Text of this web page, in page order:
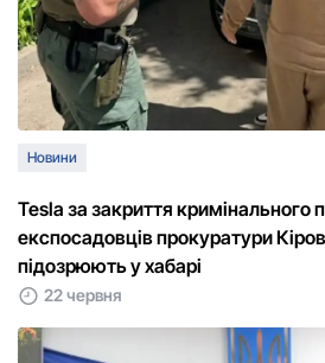
Новини
Tesla за закриття кримінального
експосадовців прокуратури
підозрюють у хабарі
22 червня